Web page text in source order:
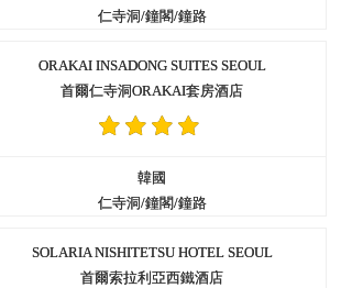
仁寺洞/鐘閣/鐘路
ORAKAI INSADONG SUITES SEOUL
首爾仁寺洞ORAKAI套房酒店
韓國
仁寺洞/鐘閣/鐘路
SOLARIA NISHITETSU HOTEL SEOUL
首爾索拉利亞西鐵酒店